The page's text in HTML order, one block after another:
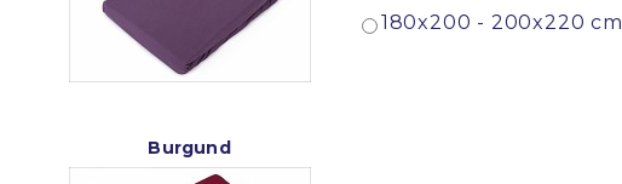
180x200 - 200x220 cm
Burgund